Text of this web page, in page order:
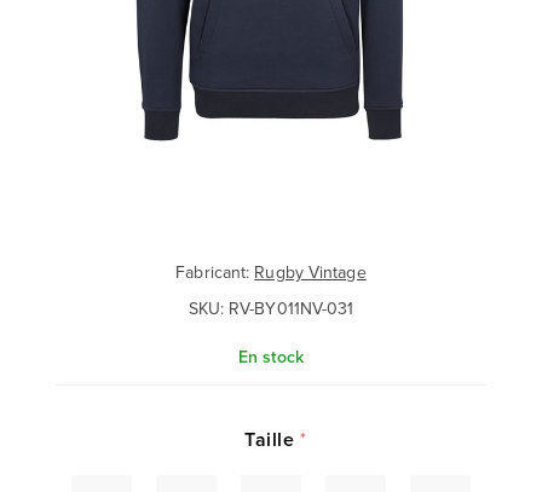
Fabricant: Rugby Vintage
SKU: RV-BY011NV-031
En stock
Taille *